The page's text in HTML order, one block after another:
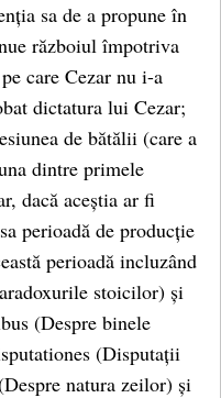
sa de a propune în
războiul împotriva
care Cezar nu i-a
dictatura lui Cezar;
de bătălii (care a
dintre primele
dacă aceștia ar fi
perioadă de producție
perioadă incluzând
stoicilor) și
(Despre binele
(Disputații
natura zeilor) și